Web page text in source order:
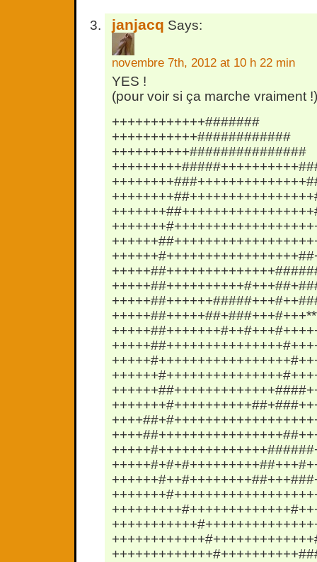
janjacq Says:
novembre 7th, 2012 at 10 h 22 min
YES !
(pour voir si ça marche vraiment !)
++++++++++++#######
+++++++++++############
++++++++++###############